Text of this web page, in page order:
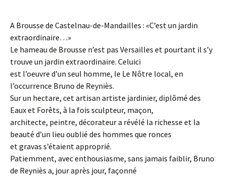
A Brousse de Castelnau-de-Mandailles : «C’est un jardin
extraordinaire…»
Le hameau de Brousse n’est pas Versailles et pourtant il s’y
trouve un jardin extraordinaire. Celuici
est l’oeuvre d’un seul homme, le Le Nôtre local, en
l’occurrence Bruno de Reyniès.
Sur un hectare, cet artisan artiste jardinier, diplômé des
Eaux et Forêts, à la fois sculpteur, maçon,
architecte, peintre, décorateur a révélé la richesse et la
beauté d’un lieu oublié des hommes que ronces
et gravas s’étaient approprié.
Patiemment, avec enthousiasme, sans jamais faiblir, Bruno
de Reyniès a, jour après jour, façonné